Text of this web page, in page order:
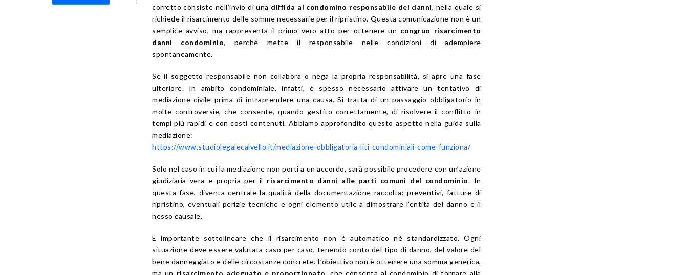
corretto consiste nell’invio di una diffida al condomino responsabile dei danni, nella quale si
richiede il risarcimento delle somme necessarie per il ripristino. Questa comunicazione non è un
semplice avviso, ma rappresenta il primo vero atto per ottenere un congruo risarcimento
danni condominio, perché mette il responsabile nelle condizioni di adempiere
spontaneamente.
Se il soggetto responsabile non collabora o nega la propria responsabilità, si apre una fase
ulteriore. In ambito condominiale, infatti, è spesso necessario attivare un tentativo di
mediazione civile prima di intraprendere una causa. Si tratta di un passaggio obbligatorio in
molte controversie, che consente, quando gestito correttamente, di risolvere il conflitto in
tempi più rapidi e con costi contenuti. Abbiamo approfondito questo aspetto nella guida sulla
mediazione:
https://www.studiolegalecalvello.it/mediazione-obbligatoria-liti-condominiali-come-funziona/
Solo nel caso in cui la mediazione non porti a un accordo, sarà possibile procedere con un’azione
giudiziaria vera e propria per il risarcimento danni alle parti comuni del condominio. In
questa fase, diventa centrale la qualità della documentazione raccolta: preventivi, fatture di
ripristino, eventuali perizie tecniche e ogni elemento utile a dimostrare l’entità del danno e il
nesso causale.
È importante sottolineare che il risarcimento non è automatico né standardizzato. Ogni
situazione deve essere valutata caso per caso, tenendo conto del tipo di danno, del valore del
bene danneggiato e delle circostanze concrete. L’obiettivo non è ottenere una somma generica,
ma un risarcimento adeguato e proporzionato, che consenta al condominio di tornare alla